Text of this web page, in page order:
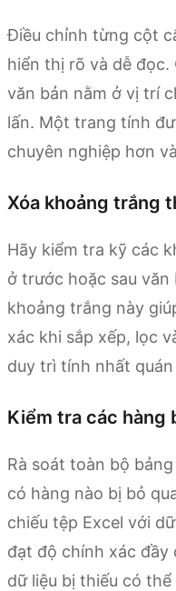
Điều chỉnh từng cột
hiển thị rõ và dễ đọc.
văn bản nằm ở vị trí
lấn. Một trang tính
chuyên nghiệp hơn
Xóa khoảng trắng
Hãy kiểm tra kỹ các
ở trước hoặc sau
khoảng trắng này
xác khi sắp xếp, lọc
duy trì tính nhất
Kiểm tra các hàng
Rà soát toàn bộ
có hàng nào bị bỏ
chiếu tệp Excel với
đạt độ chính xác đầy
dữ liệu bị thiếu có